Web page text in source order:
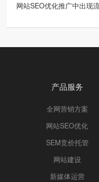
网站SEO优化推广中出现
产品服务
全网营销方案
网站SEO优化
SEM竞价托管
网站建设
新媒体运营